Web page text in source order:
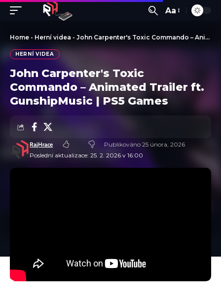
Aa
Home - Herní videa - John Carpenter's Toxic Commando – Animated Trailer ft. GunshipMusic | PS5 Games
HERNÍ VIDEA
John Carpenter's Toxic
Commando – Animated Trailer ft.
GunshipMusic | PS5 Games
Poslední aktualizace: 25. 2. 2026 v 16:00
RajHrace Publikováno 25 února, 2026